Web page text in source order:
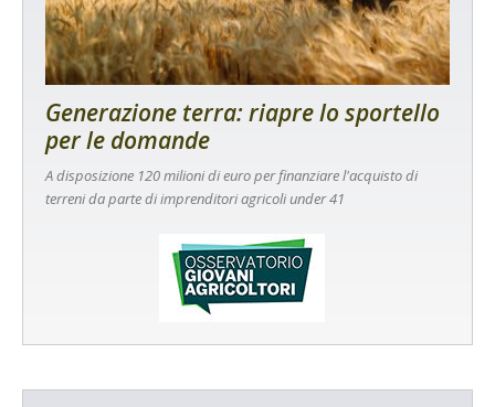
Generazione terra: riapre lo sportello
per le domande
A disposizione 120 milioni di euro per finanziare l'acquisto di
terreni da parte di imprenditori agricoli under 41